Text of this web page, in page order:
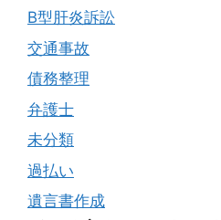
B型肝炎訴訟
交通事故
債務整理
弁護士
未分類
過払い
遺言書作成